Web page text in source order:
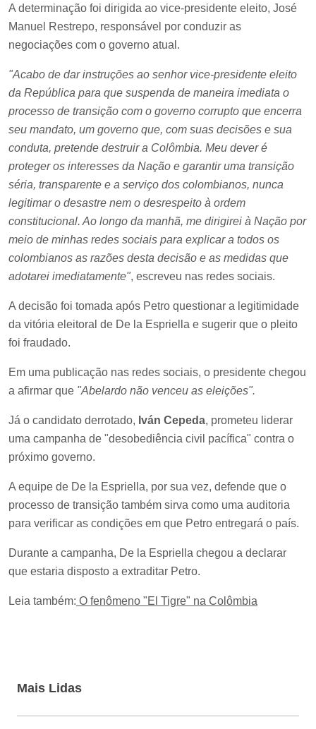
A determinação foi dirigida ao vice-presidente eleito, José
Manuel Restrepo, responsável por conduzir as
negociações com o governo atual.
"Acabo de dar instruções ao senhor vice-presidente eleito
da República para que suspenda de maneira imediata o
processo de transição com o governo corrupto que encerra
seu mandato, um governo que, com suas decisões e sua
conduta, pretende destruir a Colômbia. Meu dever é
proteger os interesses da Nação e garantir uma transição
séria, transparente e a serviço dos colombianos, nunca
legitimar o desastre nem o desrespeito à ordem
constitucional. Ao longo da manhã, me dirigirei à Nação por
meio de minhas redes sociais para explicar a todos os
colombianos as razões desta decisão e as medidas que
adotarei imediatamente", escreveu nas redes sociais.
A decisão foi tomada após Petro questionar a legitimidade
da vitória eleitoral de De la Espriella e sugerir que o pleito
foi fraudado.
Em uma publicação nas redes sociais, o presidente chegou
a afirmar que "Abelardo não venceu as eleições".
Já o candidato derrotado, Iván Cepeda, prometeu liderar
uma campanha de "desobediência civil pacífica" contra o
próximo governo.
A equipe de De la Espriella, por sua vez, defende que o
processo de transição também sirva como uma auditoria
para verificar as condições em que Petro entregará o país.
Durante a campanha, De la Espriella chegou a declarar
que estaria disposto a extraditar Petro.
Leia também: O fenômeno "El Tigre" na Colômbia
Mais Lidas